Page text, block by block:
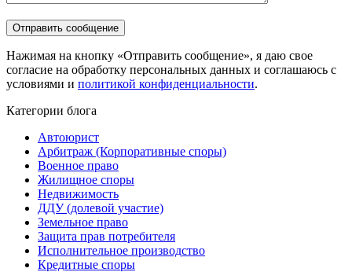
Нажимая на кнопку «Отправить сообщение», я даю свое
согласие на обработку персональных данных и соглашаюсь с
условиями и политикой конфиденциальности.
Категории блога
Автоюрист
Арбитраж (Корпоративные споры)
Военное право
Жилищное споры
Недвижимость
ДДУ (долевой участие)
Земельное право
Защита прав потребителя
Исполнительное производство
Кредитные споры